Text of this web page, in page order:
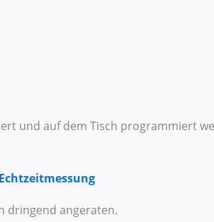
und auf dem Tisch programmiert
dringend angeraten.